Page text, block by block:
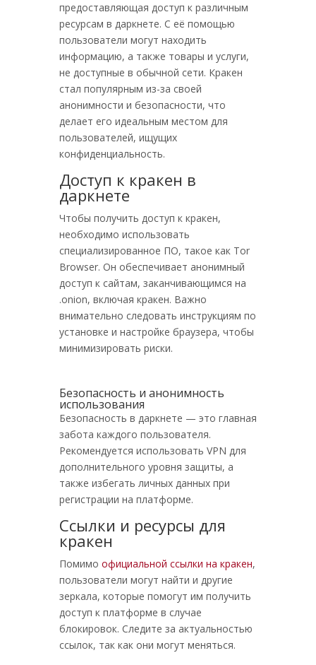
предоставляющая доступ к различным
ресурсам в даркнете. С её помощью
пользователи могут находить
информацию, а также товары и услуги,
не доступные в обычной сети. Кракен
стал популярным из-за своей
анонимности и безопасности, что
делает его идеальным местом для
пользователей, ищущих
конфиденциальность.
Доступ к кракен в
даркнете
Чтобы получить доступ к кракен,
необходимо использовать
специализированное ПО, такое как Tor
Browser. Он обеспечивает анонимный
доступ к сайтам, заканчивающимся на
.onion, включая кракен. Важно
внимательно следовать инструкциям по
установке и настройке браузера, чтобы
минимизировать риски.
Безопасность и анонимность
использования
Безопасность в даркнете — это главная
забота каждого пользователя.
Рекомендуется использовать VPN для
дополнительного уровня защиты, а
также избегать личных данных при
регистрации на платформе.
Ссылки и ресурсы для
кракен
Помимо официальной ссылки на кракен,
пользователи могут найти и другие
зеркала, которые помогут им получить
доступ к платформе в случае
блокировок. Следите за актуальностью
ссылок, так как они могут меняться.